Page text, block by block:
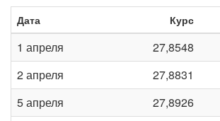
Дата
Курс
1 апреля 27,8548
2 апреля
27,8831
5 апреля
27,8926